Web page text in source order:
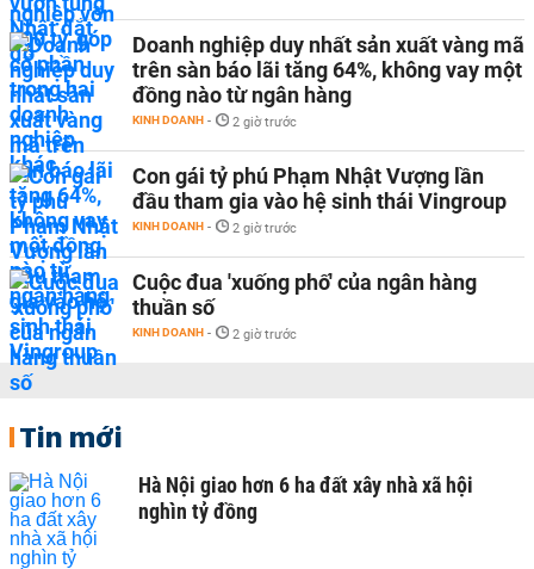
Doanh nghiệp duy nhất sản xuất vàng mã
trên sàn báo lãi tăng 64%, không vay một
đồng nào từ ngân hàng
KINH DOANH - 2 giờ trước
Con gái tỷ phú Phạm Nhật Vượng lần
đầu tham gia vào hệ sinh thái Vingroup
KINH DOANH - 2 giờ trước
Cuộc đua 'xuống phố' của ngân hàng
thuần số
KINH DOANH - 2 giờ trước
Tin mới
Hà Nội giao hơn 6 ha đất xây nhà xã hội
nghìn tỷ đồng